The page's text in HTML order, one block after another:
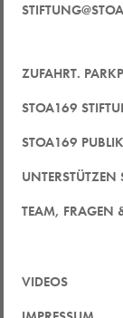
ZUFAHRT.
STOA169
STOA169
TEAM, FRAGEN
VIDEOS